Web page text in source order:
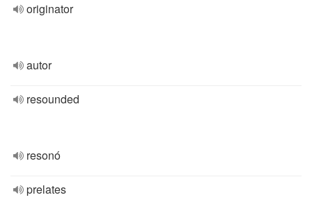
originator
autor
resounded
resonó
prelates